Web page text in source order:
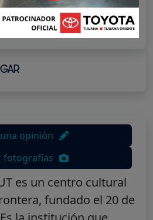
esta cerrado
opinión
fotografías
es un centro cultural
fundado el 20 de